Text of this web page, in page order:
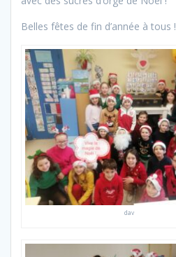
Belles fêtes de fin d’année à tous !
dav